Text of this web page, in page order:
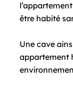
être habité
Une cave
appartement